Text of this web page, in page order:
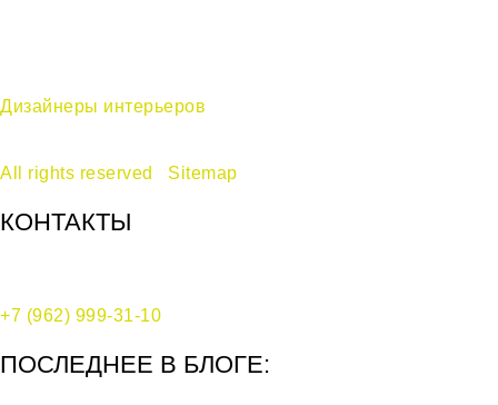
Дизайнеры интерьеров
All rights reserved
Sitemap
КОНТАКТЫ
+7 (962) 999-31-10
ПОСЛЕДНЕЕ В БЛОГЕ: